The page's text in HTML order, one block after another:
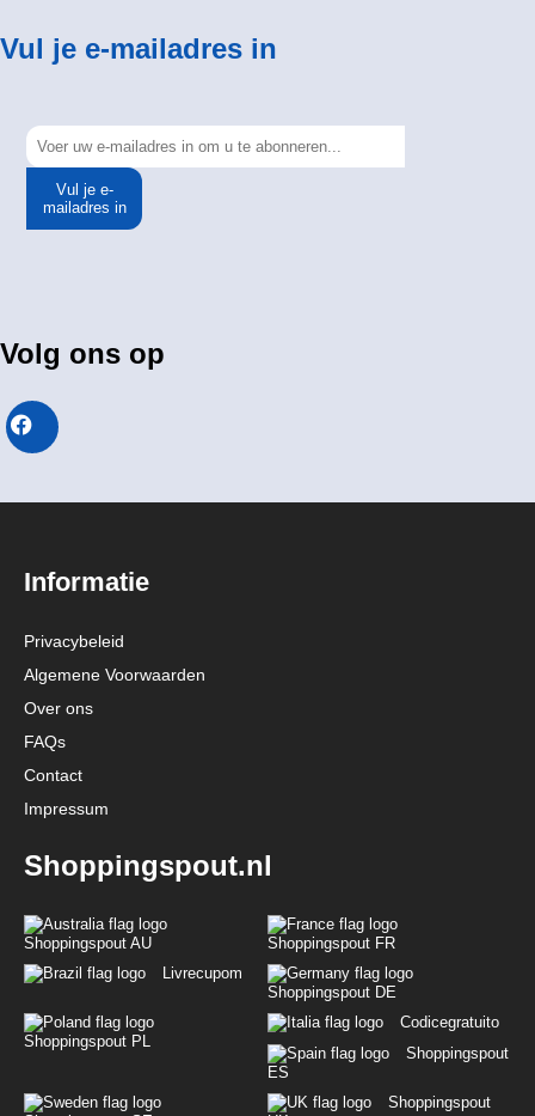
Vul je e-mailadres in
Vul je e-
mailadres in
Volg ons op
Informatie
Privacybeleid
Algemene Voorwaarden
Over ons
FAQs
Contact
Impressum
Shoppingspout.nl
Shoppingspout AU
Shoppingspout FR
Livrecupom
Shoppingspout DE
Shoppingspout PL
Codicegratuito
Shoppingspout
ES
Shoppingspout